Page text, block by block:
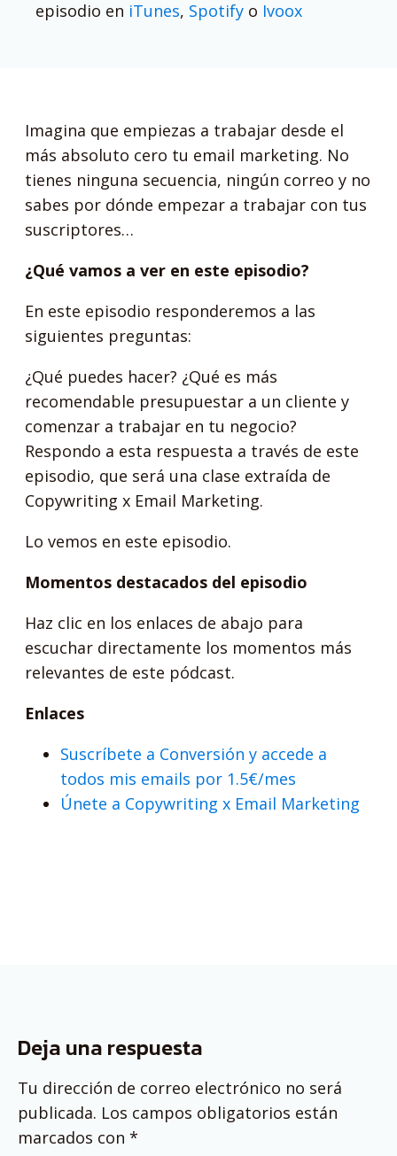
episodio en iTunes, Spotify o Ivoox
Imagina que empiezas a trabajar desde el
más absoluto cero tu email marketing. No
tienes ninguna secuencia, ningún correo y no
sabes por dónde empezar a trabajar con tus
suscriptores…
¿Qué vamos a ver en este episodio?
En este episodio responderemos a las
siguientes preguntas:
¿Qué puedes hacer? ¿Qué es más
recomendable presupuestar a un cliente y
comenzar a trabajar en tu negocio?
Respondo a esta respuesta a través de este
episodio, que será una clase extraída de
Copywriting x Email Marketing.
Lo vemos en este episodio.
Momentos destacados del episodio
Haz clic en los enlaces de abajo para
escuchar directamente los momentos más
relevantes de este pódcast.
Enlaces
Suscríbete a Conversión y accede a
todos mis emails por 1.5€/mes
Únete a Copywriting x Email Marketing
Deja una respuesta
Tu dirección de correo electrónico no será
publicada. Los campos obligatorios están
marcados con *